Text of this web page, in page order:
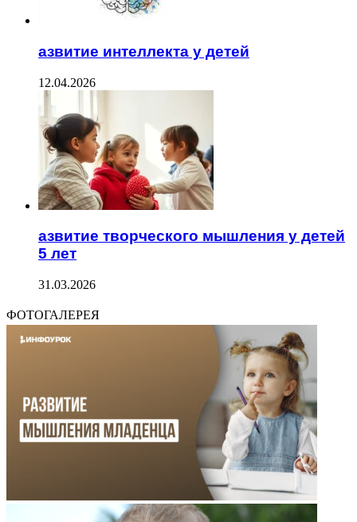
азвитие интеллекта у детей
12.04.2026
азвитие творческого мышления у детей
5 лет
31.03.2026
ФОТОГАЛЕРЕЯ